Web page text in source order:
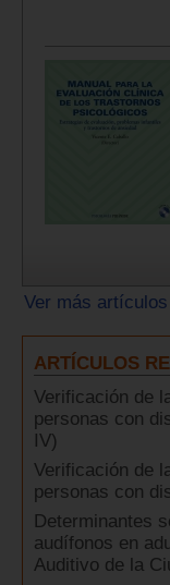
Ver más
ARTÍCULOS
Verificación de
personas con
IV)
Verificación de
personas con
Determinantes
audífonos en
Auditivo de la